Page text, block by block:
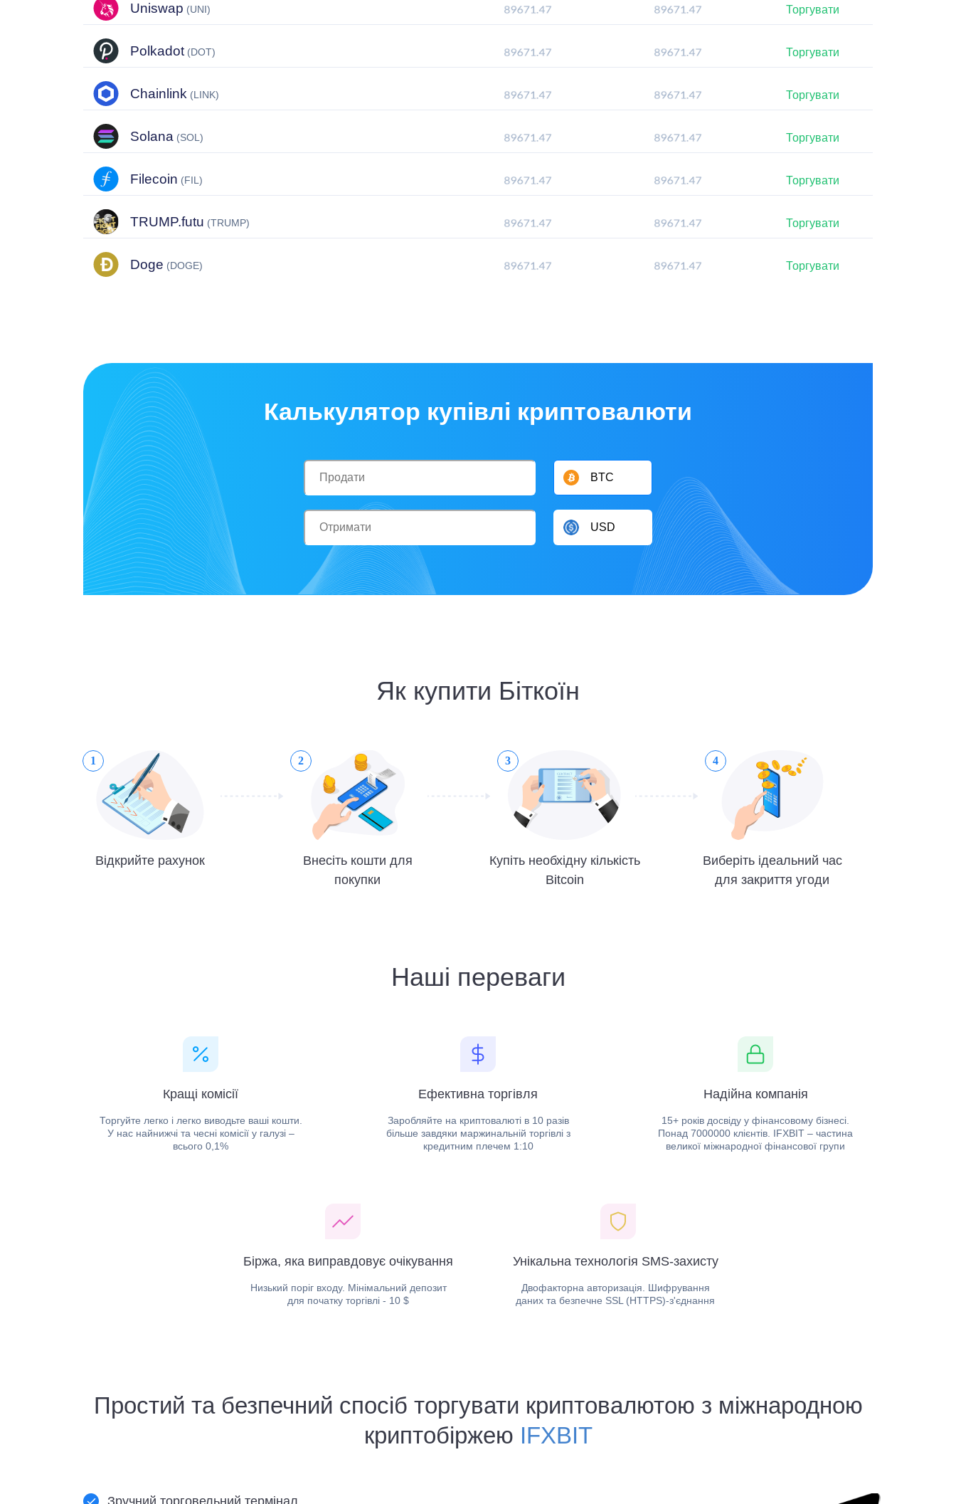
Uniswap (UNI) Торгувати
Polkadot(DOT) Торгувати
Chainlink (LINK) Торгувати
Solana (SOL) Торгувати
Filecoin (FIL) Торгувати
TRUMP.futu (TRUMP) Торгувати
Doge (DOGE) Торгувати
Калькулятор купівлі криптовалюти
BTC
USD
Як купити Біткоїн
1
Відкрийте рахунок
2
Внесіть кошти для
покупки
3
Купіть необхідну кількість
Bitcoin
4
Виберіть ідеальний час
для закриття угоди
Наші переваги
Кращі комісії
Торгуйте легко і легко виводьте ваші кошти.
У нас найнижчі та чесні комісії у галузі –
всього 0,1%
Ефективна торгівля
Заробляйте на криптовалюті в 10 разів
більше завдяки маржинальній торгівлі з
кредитним плечем 1:10
Надійна компанія
15+ років досвіду у фінансовому бізнесі.
Понад 7000000 клієнтів. IFXBIT – частина
великої міжнародної фінансової групи
Біржа, яка виправдовує очікування
Низький поріг входу. Мінімальний депозит
для початку торгівлі - 10 $
Унікальна технологія SMS-захисту
Двофакторна авторизація. Шифрування
даних та безпечне SSL (HTTPS)-з'єднання
Простий та безпечний спосіб торгувати криптовалютою з міжнародною
криптобіржею IFXBIT
Зручний торговельний термінал